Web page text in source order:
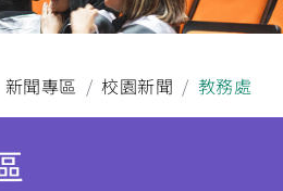
新聞專區 校園新聞 教務處